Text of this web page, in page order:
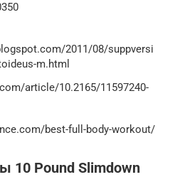
2011/08/suppversi
m.html
article/10.2165/11597240-
best-full-body-workout/
10 Pound Slimdown